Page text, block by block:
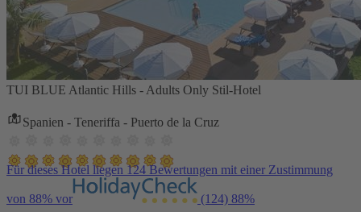
TUI BLUE Atlantic Hills - Adults Only Stil-Hotel
Spanien - Teneriffa - Puerto de la Cruz
Für dieses Hotel liegen 124 Bewertungen mit einer Zustimmung
von 88% vor (124) 88%